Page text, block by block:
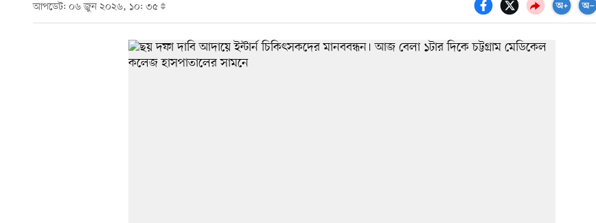
আপডেট: ০৬ জুন ২০২৬, ১০: ৩৫